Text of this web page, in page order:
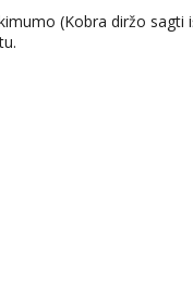
(Kobra diržo sagti